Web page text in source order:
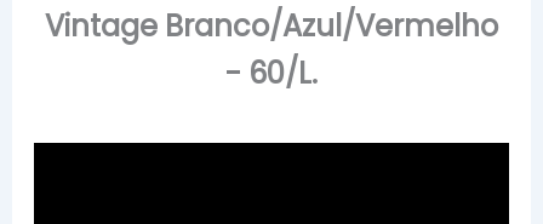
Vintage Branco/Azul/Vermelho
- 60/L.